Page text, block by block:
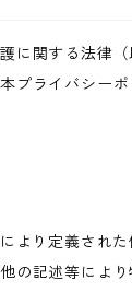
に関する法律
プライバシー
より定義された
の記述等によ